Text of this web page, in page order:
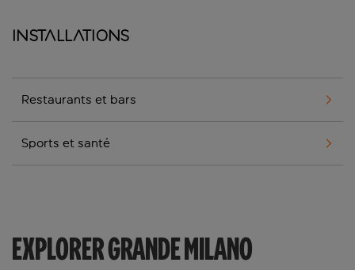
Installations
Restaurants et bars
Sports et santé
EXPLORER GRANDE MILANO